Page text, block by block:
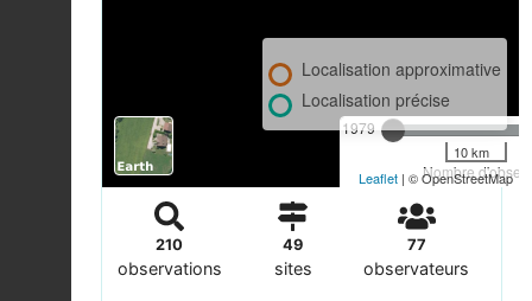
1979
Nombre
Localisation approximative
Localisation précise
10 km
Leaflet | © OpenStreetMap
210
observations
49
sites
77
observateurs